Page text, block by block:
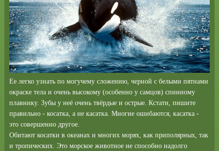
Ее легко узнать по могучему сложению, черной с белыми пятнами
окраске тела и очень высокому (особенно у самцов) спинному
плавнику. Зубы у неё очень твёрдые и острые. Кстати, пишите
правильно - косатка, а не касатка. Многие ошибаются, касатка -
это совершенно другое.
Обитают косатки в океанах и многих морях, как приполярных, так
и тропических. Это морское животное не способно надолго